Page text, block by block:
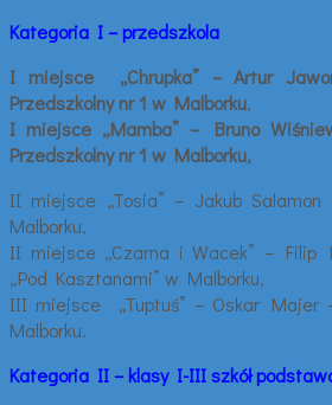
Kategoria I – przedszkola
I miejsce „Chrupka” – Artur
Przedszkolny nr 1 w Malborku,
I miejsce „Mamba” – Bruno
Przedszkolny nr 1 w Malborku,
II miejsce „Tosia” – Jakub
Malborku,
II miejsce „Czarna i Wacek” – Filip
„Pod Kasztanami” w Malborku,
III miejsce „Tuptuś” – Oskar Majer
Malborku.
Kategoria II – klasy I-III szkół